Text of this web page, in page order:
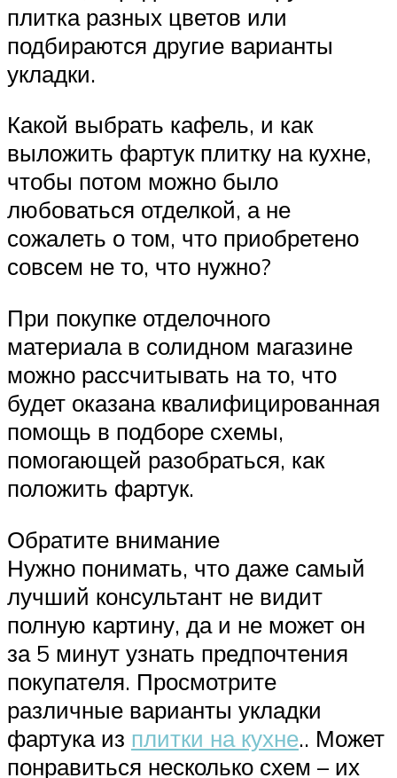
плитка разных цветов или
подбираются другие варианты
укладки.
Какой выбрать кафель, и как
выложить фартук плитку на кухне,
чтобы потом можно было
любоваться отделкой, а не
сожалеть о том, что приобретено
совсем не то, что нужно?
При покупке отделочного
материала в солидном магазине
можно рассчитывать на то, что
будет оказана квалифицированная
помощь в подборе схемы,
помогающей разобраться, как
положить фартук.
Обратите внимание
Нужно понимать, что даже самый
лучший консультант не видит
полную картину, да и не может он
за 5 минут узнать предпочтения
покупателя. Просмотрите
различные варианты укладки
фартука из плитки на кухне.. Может
понравиться несколько схем – их